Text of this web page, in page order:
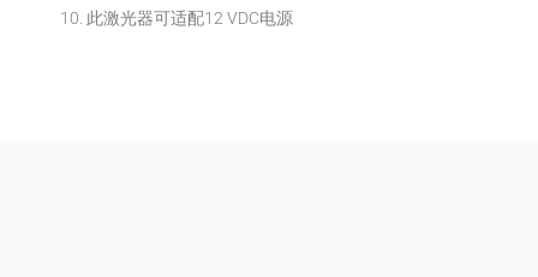
10. 此激光器可适配12 VDC电源